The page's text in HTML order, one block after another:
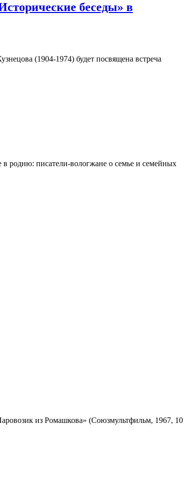
беседы» в
(1904-1974) будет посвящена встреча
родню: писатели-вологжане о семье и семейных
из Ромашкова» (Союзмультфильм, 1967, 10